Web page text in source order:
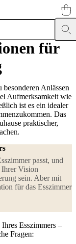
Stoff-
Lieferung
für
Anlässen
Aufmerksamkeit wie
ist es ein idealer
Das
praktischer,
passt, und
Ihrer Vision
sein. Aber mit
für das Esszimmer
Esszimmers –
Fragen: